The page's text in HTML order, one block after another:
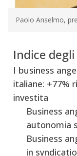
Paolo Anselmo,
Indice
I business
italiane: +77%
investita
Business
autonomia
Business
in